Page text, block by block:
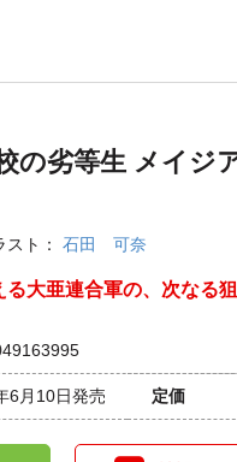
の劣等生 メイジ
スト： 石田 可奈
る大亜連合軍の、次なる
6月10日発売 定価